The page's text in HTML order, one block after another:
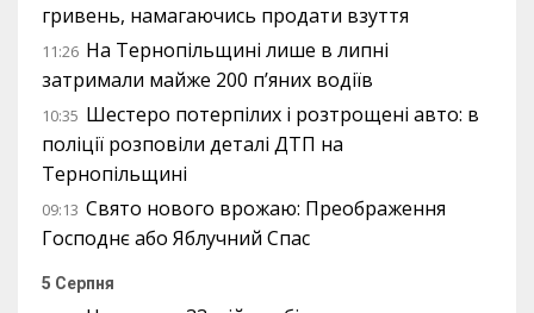
гривень, намагаючись продати взуття
11:26 На Тернопільщині лише в липні
затримали майже 200 п’яних водіїв
10:35 Шестеро потерпілих і розтрощені авто: в
поліції розповіли деталі ДТП на
Тернопільщині
09:13 Свято нового врожаю: Преображення
Господнє або Яблучний Спас
5 Серпня